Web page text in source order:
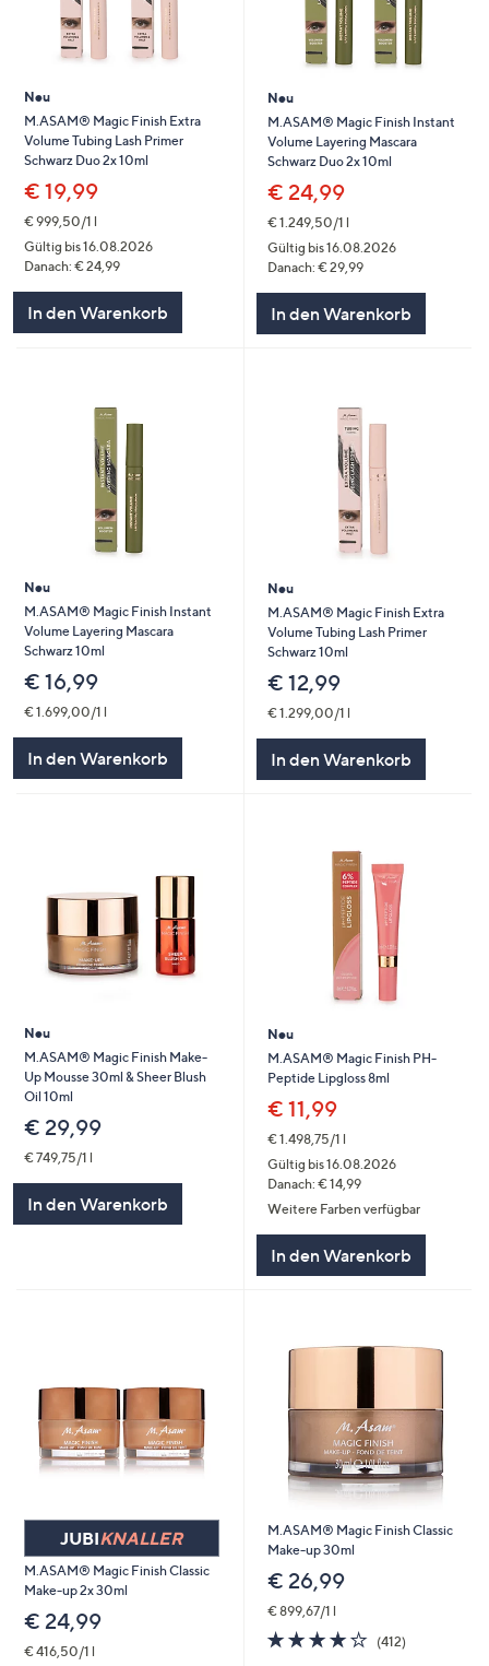
Neu
M.ASAM® Magic Finish Extra
Volume Tubing Lash Primer
Schwarz Duo 2x 10ml
€ 19,99
€ 999,50/1 l
Gültig bis 16.08.2026
Danach: € 24,99
In den Warenkorb
Neu
M.ASAM® Magic Finish Instant
Volume Layering Mascara
Schwarz Duo 2x 10ml
€ 24,99
€ 1.249,50/1 l
Gültig bis 16.08.2026
Danach: € 29,99
In den Warenkorb
Neu
M.ASAM® Magic Finish Instant
Volume Layering Mascara
Schwarz 10ml
€ 16,99
€ 1.699,00/1 l
In den Warenkorb
Neu
M.ASAM® Magic Finish Extra
Volume Tubing Lash Primer
Schwarz 10ml
€ 12,99
€ 1.299,00/1 l
In den Warenkorb
Neu
M.ASAM® Magic Finish Make-
Up Mousse 30ml & Sheer Blush
Oil 10ml
€ 29,99
€ 749,75/1 l
In den Warenkorb
Neu
M.ASAM® Magic Finish PH-
Peptide Lipgloss 8ml
€ 11,99
€ 1.498,75/1 l
Gültig bis 16.08.2026
Danach: € 14,99
Weitere Farben verfügbar
In den Warenkorb
JUBIKNALLER
M.ASAM® Magic Finish Classic
Make-up 2x 30ml
€ 24,99
€ 416,50/1 l
M.ASAM® Magic Finish Classic
Make-up 30ml
€ 26,99
€ 899,67/1 l
4.0
von
(412)412